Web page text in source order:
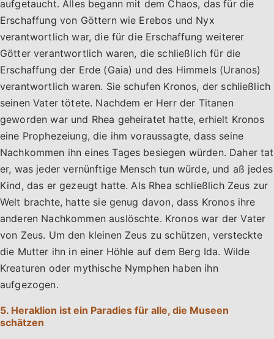
aufgetaucht. Alles begann mit dem Chaos, das für die
Erschaffung von Göttern wie Erebos und Nyx
verantwortlich war, die für die Erschaffung weiterer
Götter verantwortlich waren, die schließlich für die
Erschaffung der Erde (Gaia) und des Himmels (Uranos)
verantwortlich waren. Sie schufen Kronos, der schließlich
seinen Vater tötete. Nachdem er Herr der Titanen
geworden war und Rhea geheiratet hatte, erhielt Kronos
eine Prophezeiung, die ihm voraussagte, dass seine
Nachkommen ihn eines Tages besiegen würden. Daher tat
er, was jeder vernünftige Mensch tun würde, und aß jedes
Kind, das er gezeugt hatte. Als Rhea schließlich Zeus zur
Welt brachte, hatte sie genug davon, dass Kronos ihre
anderen Nachkommen auslöschte. Kronos war der Vater
von Zeus. Um den kleinen Zeus zu schützen, versteckte
die Mutter ihn in einer Höhle auf dem Berg Ida. Wilde
Kreaturen oder mythische Nymphen haben ihn
aufgezogen.
5. Heraklion ist ein Paradies für alle, die Museen
schätzen